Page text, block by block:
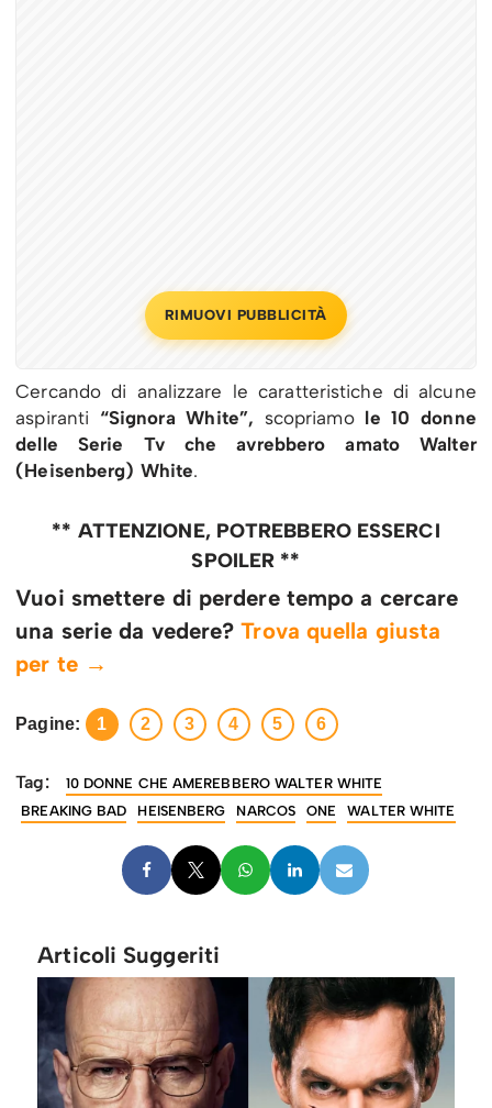
RIMUOVI PUBBLICITÀ
Cercando di analizzare le caratteristiche di alcune
aspiranti “Signora White”, scopriamo le 10 donne
delle Serie Tv che avrebbero amato
Walter
(Heisenberg) White.
** ATTENZIONE, POTREBBERO ESSERCI
SPOILER **
Vuoi smettere di perdere tempo a cercare
una serie da vedere?Trova quella giusta
per te →
Pagine: 1 2 3 4 5 6
Tag:
10 DONNE CHE AMEREBBERO WALTER WHITE
BREAKING BAD
HEISENBERG NARCOS ONE WALTER WHITE
Articoli Suggeriti